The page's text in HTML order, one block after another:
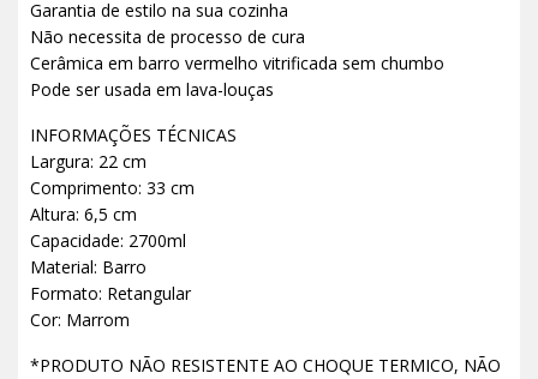
Garantia de estilo na sua cozinha
Não necessita de processo de cura
Cerâmica em barro vermelho vitrificada sem chumbo
Pode ser usada em lava-louças
INFORMAÇÕES TÉCNICAS
Largura: 22 cm
Comprimento: 33 cm
Altura: 6,5 cm
Capacidade: 2700ml
Material: Barro
Formato: Retangular
Cor: Marrom
*PRODUTO NÃO RESISTENTE AO CHOQUE TERMICO, NÃO